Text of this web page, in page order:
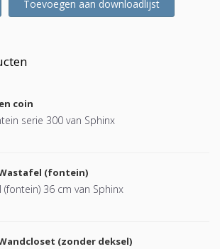
Toevoegen aan downloadlijst
coin
serie 300 van Sphinx
(fontein)
(fontein) 36 cm van Sphinx
(zonder deksel)